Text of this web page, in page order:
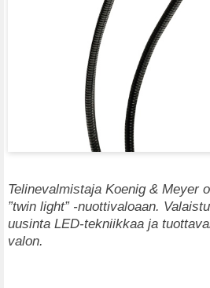
Telinevalmistaja Koenig & Meyer
”twin light” -nuottivaloaan.
uusinta LED-tekniikkaa ja
valon.